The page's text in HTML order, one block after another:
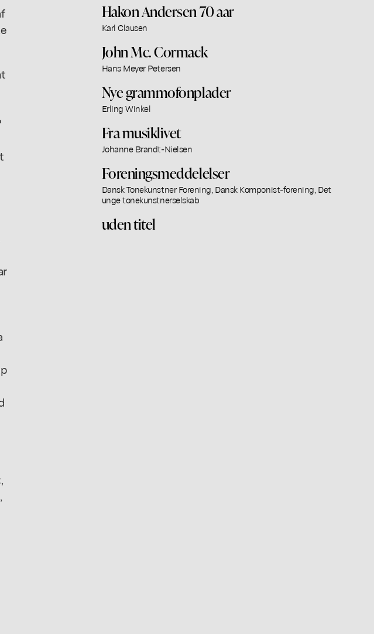
Hakon Andersen 70 aar
Karl Clausen
John Mc. Cormack
Hans Meyer Petersen
Nye grammofonplader
Erling Winkel
Fra musiklivet
Johanne Brandt-Nielsen
Foreningsmeddelelser
Dansk Tonekunstner Forening, Dansk Komponist-forening, Det
unge tonekunstnerselskab
uden titel